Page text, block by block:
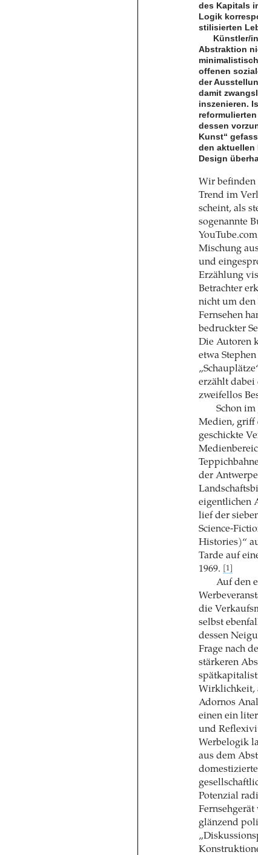
des Kapitals
Logik
stilisierten
Künstler/
Abstraktion
offenen
der
damit
inszenieren.
dessen
Kunst“
den aktuellen
Design
Wir befinden
Trend im
scheint, als
sogenannte
Mischung
und
Erzählung
Betrachter
nicht um
Fernsehen
bedruckter
Die Autoren
etwa
erzählt dabei
zweifellos
Schon
Medien, griff
geschickte
der
eigentlichen
lief der
Science-
Histories)“
Tarde auf
1969.
[1]
Auf den
die
selbst
dessen
Frage nach
stärkeren
Wirklichkeit,
Adornos
einen ein
und
Werbelogik
aus dem
Potenzial
glänzend